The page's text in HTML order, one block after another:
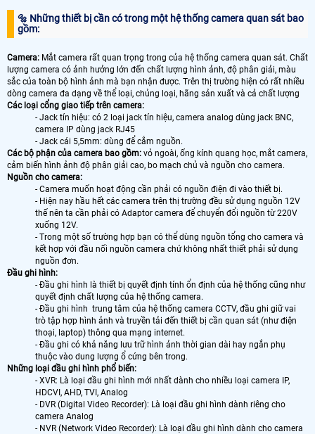
🔩 Những thiết bị cần có trong một hệ thống camera quan sát bao
gồm:
Camera: Mắt camera rất quan trọng trong của hệ thống camera quan sát. Chất
lượng camera có ảnh hưởng lớn đến chất lượng hình ảnh, độ phân giải, màu
sắc của toàn bộ hình ảnh mà bạn nhận được. Trên thị trường hiện có rất nhiều
dòng camera đa dạng về thể loại, chủng loại, hãng sản xuất và cả chất lượng
Các loại cổng giao tiếp trên camera:
- Jack tín hiệu: có 2 loại jack tín hiệu, camera analog dùng jack BNC,
camera IP dùng jack RJ45
- Jack cái 5,5mm: dùng để cắm nguồn.
Các bộ phận của camera bao gồm: vỏ ngoài, ống kính quang học, mắt camera,
cảm biến hình ảnh độ phân giải cao, bo mạch chủ và nguồn cho camera.
Nguồn cho camera:
- Camera muốn hoạt động cần phải có nguồn điện đi vào thiết bị.
- Hiện nay hầu hết các camera trên thị trường đều sử dụng nguồn 12V
thế nên ta cần phải có Adaptor camera để chuyển đổi nguồn từ 220V
xuống 12V.
- Trong một số trường hợp bạn có thể dùng nguồn tổng cho camera và
kết hợp với đầu nối nguồn camera chứ không nhất thiết phải sử dụng
nguồn đơn.
Đầu ghi hình:
- Đầu ghi hình là thiết bị quyết định tính ổn định của hệ thống cũng như
quyết định chất lượng của hệ thống camera.
- Đầu ghi hình trung tâm của hệ thống camera CCTV, đầu ghi giữ vai
trò tập hợp hình ảnh và truyền tải đến thiết bị cần quan sát (như điện
thoại, laptop) thông qua mạng internet.
- Đầu ghi có khả năng lưu trữ hình ảnh thời gian dài hay ngắn phụ
thuộc vào dung lượng ổ cứng bên trong.
Những loại đầu ghi hình phổ biến:
- XVR: Là loại đầu ghi hình mới nhất dành cho nhiều loại camera IP,
HDCVI, AHD, TVI, Analog
- DVR (Digital Video Recorder): Là loại đầu ghi hình dành riêng cho
camera Analog
- NVR (Network Video Recorder): Là loại đầu ghi hình dành cho camera